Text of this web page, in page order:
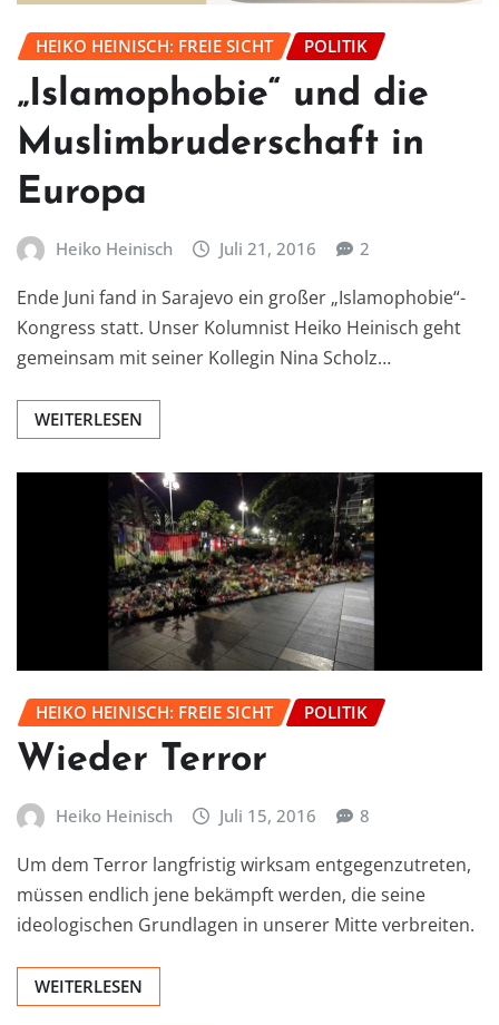
HEIKO HEINISCH: FREIE SICHT POLITIK
„Islamophobie“ und die
Muslimbruderschaft in
Europa
Heiko Heinisch Juli 21, 2016 2
Ende Juni fand in Sarajevo ein großer „Islamophobie“-
Kongress statt. Unser Kolumnist Heiko Heinisch geht
gemeinsam mit seiner Kollegin Nina Scholz…
WEITERLESEN
HEIKO HEINISCH: FREIE SICHT POLITIK
Wieder Terror
Heiko Heinisch Juli 15, 2016 8
Um dem Terror langfristig wirksam entgegenzutreten,
müssen endlich jene bekämpft werden, die seine
ideologischen Grundlagen in unserer Mitte verbreiten.
WEITERLESEN